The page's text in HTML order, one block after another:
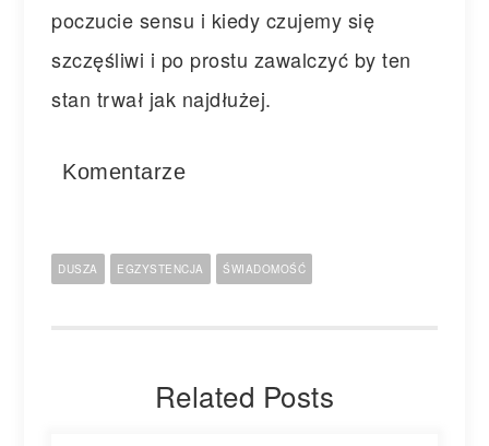
poczucie sensu i kiedy czujemy się
szczęśliwi i po prostu zawalczyć by ten
stan trwał jak najdłużej.
Komentarze
DUSZA EGZYSTENCJA ŚWIADOMOŚĆ
Related Posts